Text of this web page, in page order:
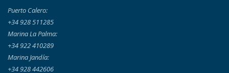
Puerto Calero:
+34 928 511285
Marina La Palma:
+34 922 410289
Marina Jandía:
+34 928 442606